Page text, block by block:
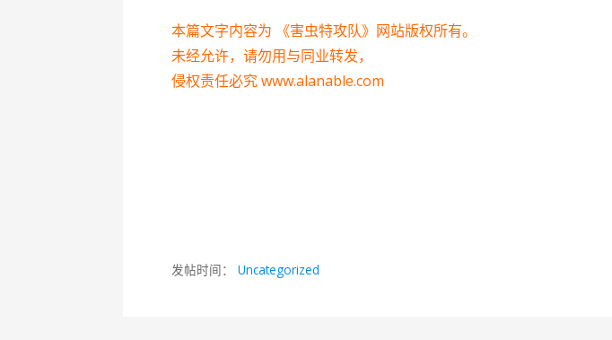
本篇文字内容为 《害虫特攻队》网站版权所有。
未经允许，请勿用与同业转发，
侵权责任必究www.alanable.com
发帖时间：Uncategorized